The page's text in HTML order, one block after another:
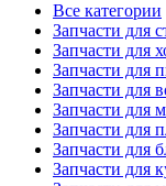
Все категории
Запчасти для
Запчасти для
Запчасти для
Запчасти для
Запчасти для
Запчасти для
Запчасти для
Запчасти для